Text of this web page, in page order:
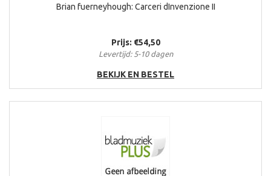
Brian fuerneyhough: Carceri dInvenzione II
Prijs: €54,50
Levertijd: 5-10 dagen
BEKIJK EN BESTEL